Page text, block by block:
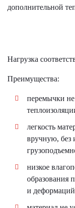
дополнительной
Нагрузка
Преимущества:
перемычки
легкость
вручную, без
низкое
образования
и